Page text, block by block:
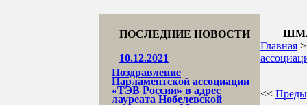
ПОСЛЕДНИЕ НОВОСТИ
10.12.2021
Поздравление
Парламентской ассоциации
«ТЭВ России» в адрес
лауреата Нобелевской
Главная
<<